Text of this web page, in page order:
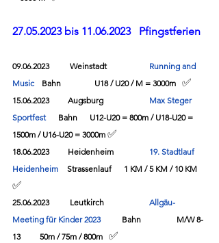
27.05.2023 bis 11.06.2023   Pfingstferien
09.06.2023 Weinstadt
Running and
Music
	 Bahn
U18 / U20 / M = 3000m ✅
Max Steger
Sportfest
     Bahn      U12-U20 = 800m / U18-U20 =
1500m / U16-U20 = 3000m ✅
19. Stadtlauf
Heidenheim
  	Strassenlauf	 1 KM / 5 KM / 10 KM
✅
25.06.2023 Leutkirch
Allgäu-
Meeting für Kinder 2023
Bahn
M/W 8-
13	50m / 75m / 800m ✅